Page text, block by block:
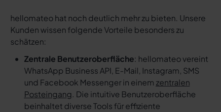
hellomateo hat noch deutlich mehr zu bieten. Unsere
Kunden wissen folgende Vorteile besonders zu
schätzen:
Zentrale Benutzeroberfläche: hellomateo vereint
WhatsApp Business API, E-Mail, Instagram, SMS
und Facebook Messenger in einem zentralen
Posteingang. Die intuitive Benutzeroberfläche
beinhaltet diverse Tools für effiziente